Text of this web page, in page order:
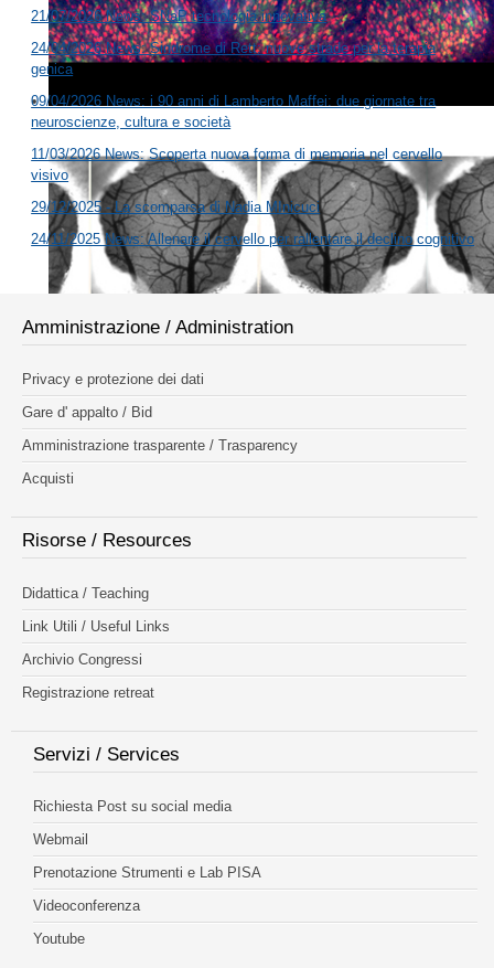
21/07/2026 News: SNaP tecnologia innovativa
24/04/2026 News: Sindrome di Rett: nuove strade per la terapia
genica
09/04/2026 News: i 90 anni di Lamberto Maffei: due giornate tra
neuroscienze, cultura e società
11/03/2026 News: Scoperta nuova forma di memoria nel cervello
visivo
29/12/2025 - La scomparsa di Nadia MInicuci
24/11/2025 News: Allenare il cervello per rallentare il declino cognitivo
Amministrazione / Administration
Privacy e protezione dei dati
Gare d' appalto / Bid
Amministrazione trasparente / Trasparency
Acquisti
Risorse / Resources
Didattica / Teaching
Link Utili / Useful Links
Archivio Congressi
Registrazione retreat
Servizi / Services
Richiesta Post su social media
Webmail
Prenotazione Strumenti e Lab PISA
Videoconferenza
Youtube